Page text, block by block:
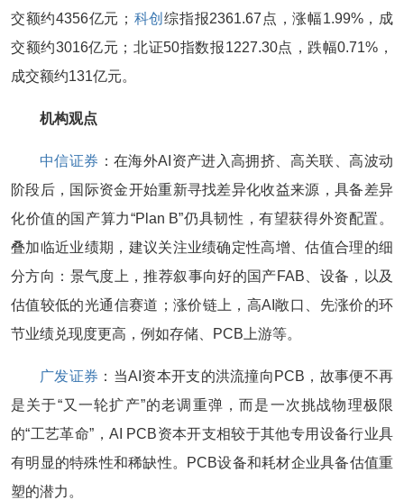
交额约4356亿元； 科创综指报2361.67点，涨幅1.99%，成
交额约3016亿元；北证50指数报1227.30点，跌幅0.71%，
成交额约131亿元。
机构观点
中信证券 ：在海外AI资产进入高拥挤、高关联、高波动
阶段后，国际资金开始重新寻找差异化收益来源，具备差异
化价值的国产算力“Plan B”仍具韧性，有望获得外资配置。
叠加临近业绩期，建议关注业绩确定性高增、估值合理的细
分方向：景气度上，推荐叙事向好的国产FAB、设备，以及
估值较低的光通信赛道；涨价链上，高AI敞口、先涨价的环
节业绩兑现度更高，例如存储、PCB上游等。
广发证券 ：当AI资本开支的洪流撞向PCB，故事便不再
是关于“又一轮扩产”的老调重弹，而是一次挑战物理极限
的“工艺革命”，AI PCB资本开支相较于其他专用设备行业具
有明显的特殊性和稀缺性。PCB设备和耗材企业具备估值重
塑的潜力。